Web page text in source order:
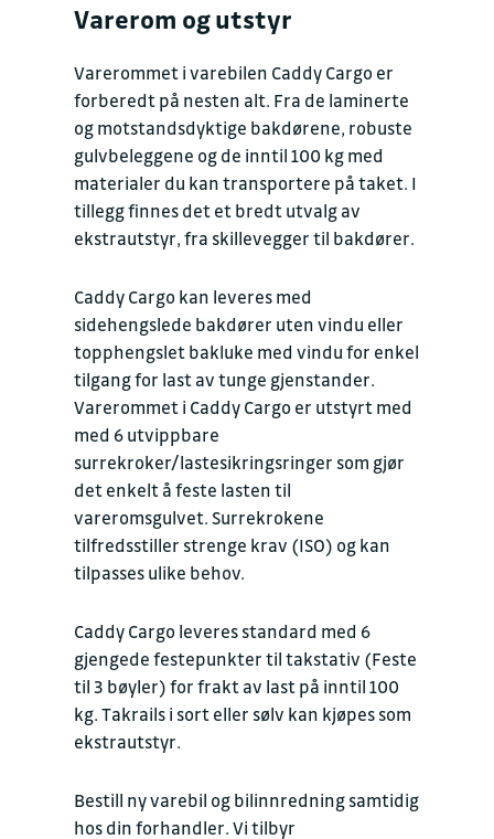
Varerom og utstyr
Varerommet i varebilen Caddy Cargo er
forberedt på nesten alt. Fra de laminerte
og motstandsdyktige bakdørene, robuste
gulvbeleggene og de inntil 100 kg med
materialer du kan transportere på taket. I
tillegg finnes det et bredt utvalg av
ekstrautstyr, fra skillevegger til bakdører.
Caddy Cargo kan leveres med
sidehengslede bakdører uten vindu eller
topphengslet bakluke med vindu for enkel
tilgang for last av tunge gjenstander.
Varerommet i Caddy Cargo er utstyrt med
med 6 utvippbare
surrekroker/lastesikringsringer som gjør
det enkelt å feste lasten til
vareromsgulvet. Surrekrokene
tilfredsstiller strenge krav (ISO) og kan
tilpasses ulike behov.
Caddy Cargo leveres standard med 6
gjengede festepunkter til takstativ (Feste
til 3 bøyler) for frakt av last på inntil 100
kg. Takrails i sort eller sølv kan kjøpes som
ekstrautstyr.
Bestill ny varebil og bilinnredning samtidig
hos din forhandler. Vi tilbyr